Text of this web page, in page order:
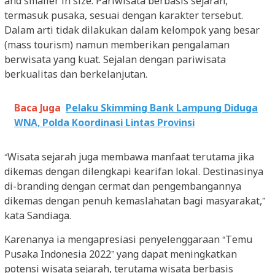
termasuk pusaka, sesuai dengan karakter tersebut.
Dalam arti tidak dilakukan dalam kelompok yang besar
(mass tourism) namun memberikan pengalaman
berwisata yang kuat. Sejalan dengan pariwisata
berkualitas dan berkelanjutan.
Baca Juga Pelaku Skimming Bank Lampung Diduga
WNA, Polda Koordinasi Lintas Provinsi
“Wisata sejarah juga membawa manfaat terutama jika
dikemas dengan dilengkapi kearifan lokal. Destinasinya
di-branding dengan cermat dan pengembangannya
dikemas dengan penuh kemaslahatan bagi masyarakat,”
kata Sandiaga.
Karenanya ia mengapresiasi penyelenggaraan “Temu
Pusaka Indonesia 2022” yang dapat meningkatkan
potensi wisata sejarah, terutama wisata berbasis